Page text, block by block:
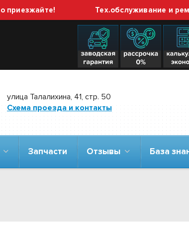
Тех.обслуживание и
улица Талалихина, 41, стр. 50
Схема проезда и контакты
Запчасти Отзывы База